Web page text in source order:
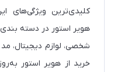
کلیدی‌ترین ویژگی‌های
هویر استور در دسته
شخصی، لوازم دیجیتال،
خرید از هویر استور